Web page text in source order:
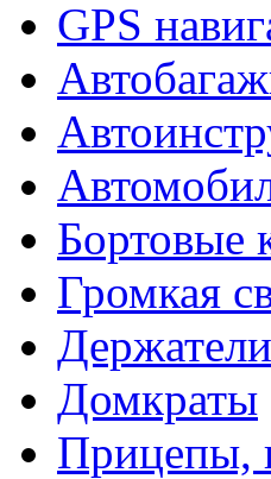
GPS
Бортовые
Громкая
Домкраты
Прицепы,